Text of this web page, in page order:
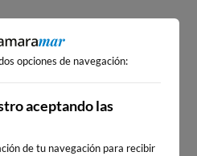
METEOROLOGÍA
opciones de navegación:
aceptando las
de tu navegación para recibir